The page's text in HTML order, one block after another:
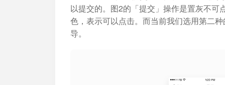
以提交的。图2的「提交」操作是置灰不
色，表示可以点击。而当前我们选用第二
导。